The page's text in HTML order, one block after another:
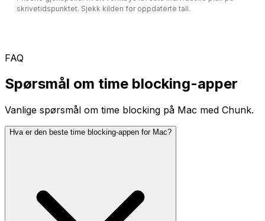
skrivetidspunktet. Sjekk kilden for oppdaterte tall.
FAQ
Spørsmål om time blocking-apper
Vanlige spørsmål om time blocking på Mac med Chunk.
Hva er den beste time blocking-appen for Mac?